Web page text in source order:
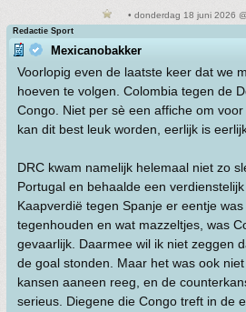
• donderdag 18 juni 2026
Redactie Sport
Mexicanobakker
Voorlopig even de laatste keer dat we
hoeven te volgen. Colombia tegen de
Congo. Niet per sè een affiche om
kan dit best leuk worden, eerlijk is
DRC kwam namelijk helemaal niet zo
Portugal en behaalde een
Kaapverdië tegen Spanje er eentje
tegenhouden en wat mazzeltjes, was
gevaarlijk. Daarmee wil ik niet zeggen
de goal stonden. Maar het was ook
kansen aaneen reeg, en de
serieus. Diegene die Congo treft in de